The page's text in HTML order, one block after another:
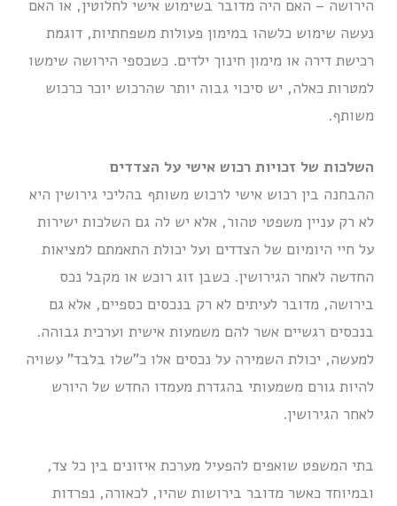
הירושה – האם היה מדובר בשימוש אישי לחלוטין, או האם
נעשה שימוש כלשהו במימון פעולות משפחתיות, דוגמת
רכישת דירה או מימון חינוך ילדים. כשכספי הירושה שימשו
למטרות כאלה, יש סיכוי גבוה יותר שהרכוש יוכר כרכוש
משותף.
השלכות של זכויות רכוש אישי על הצדדים
ההבחנה בין רכוש אישי לרכוש משותף בהליכי גירושין היא
לא רק עניין משפטי טהור, אלא יש לה גם השלכות ישירות
על חיי היומיום של הצדדים ועל יכולת התאמתם למציאות
החדשה לאחר הגירושין. כשבן זוג רוכש או מקבל נכס
בירושה, מדובר לעיתים לא רק בנכסים כספיים, אלא גם
בנכסים רגשיים אשר להם משמעות אישית וערכית גבוהה.
למעשה, יכולת השמירה על נכסים אלו כ”שלו בלבד” עשויה
להיות גורם משמעותי בהגדרת מעמדו החדש של היורש
לאחר הגירושין.
בתי המשפט שואפים להפעיל מערכת איזונים בין כל צד,
ובמיוחד כאשר מדובר בירושות שהיו, לכאורה, נפרדות